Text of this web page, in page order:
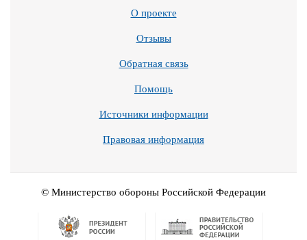
О проекте
Отзывы
Обратная связь
Помощь
Источники информации
Правовая информация
© Министерство обороны Российской Федерации